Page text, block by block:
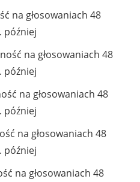
na głosowaniach 48
później
na głosowaniach 48
później
na głosowaniach 48
później
na głosowaniach 48
później
na głosowaniach 48